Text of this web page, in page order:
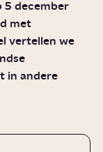
5 december
met
vertellen we
in andere